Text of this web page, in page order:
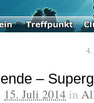
4.
–
15. Juli 2014 in